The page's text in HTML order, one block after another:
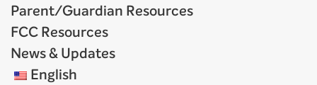
Parent/Guardian Resources
FCC Resources
News & Updates
English